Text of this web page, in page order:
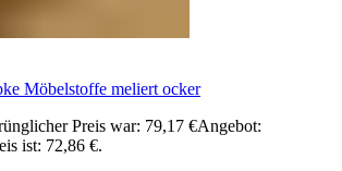
Möbelstoffe meliert ocker
Preis war: 79,17 €Angebot:
ist: 72,86 €.